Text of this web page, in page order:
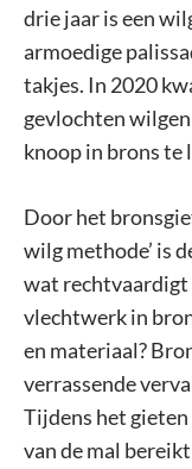
drie jaar is een
armoedige
takjes. In 2020
gevlochten wilgen
knoop in brons te
Door het
wilg methode’ is
wat rechtvaardigt
vlechtwerk in
en materiaal?
verrassende
Tijdens het
van de mal